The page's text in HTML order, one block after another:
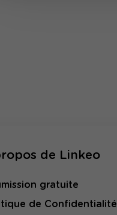
de Linkeo
gratuite
de Confidentialité